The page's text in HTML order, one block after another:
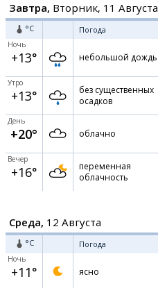
Завтра, Вторник, 11 Августа
°C Погода
Ночь
+13° небольшой дождь
Утро
+13°
без существенных
осадков
День
+20° облачно
Вечер
+16°
переменная
облачность
Среда, 12 Августа
°C Погода
Ночь
+11° ясно